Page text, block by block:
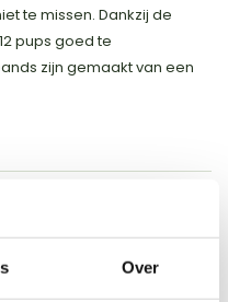
Over
te missen. Dankzij de
pups goed te
zijn gemaakt van een